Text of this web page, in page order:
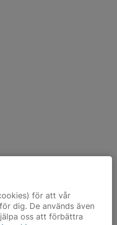
för att vår
dig. De används även
oss att förbättra